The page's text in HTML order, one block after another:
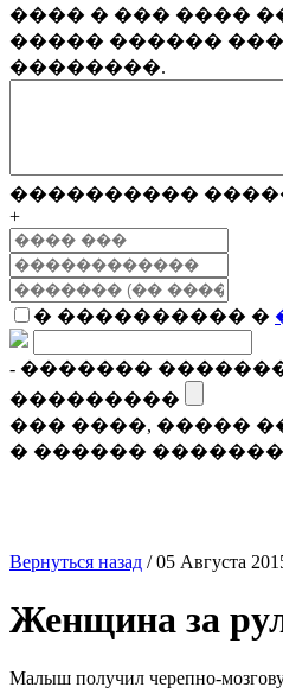
���� � ��� ����
����� ������
��������.
����������
+
� ���������� �
- �������
���������
��� ����, �����
� ������
Вернуться назад /05 Августа
Женщина за
Малыш получил черепно-